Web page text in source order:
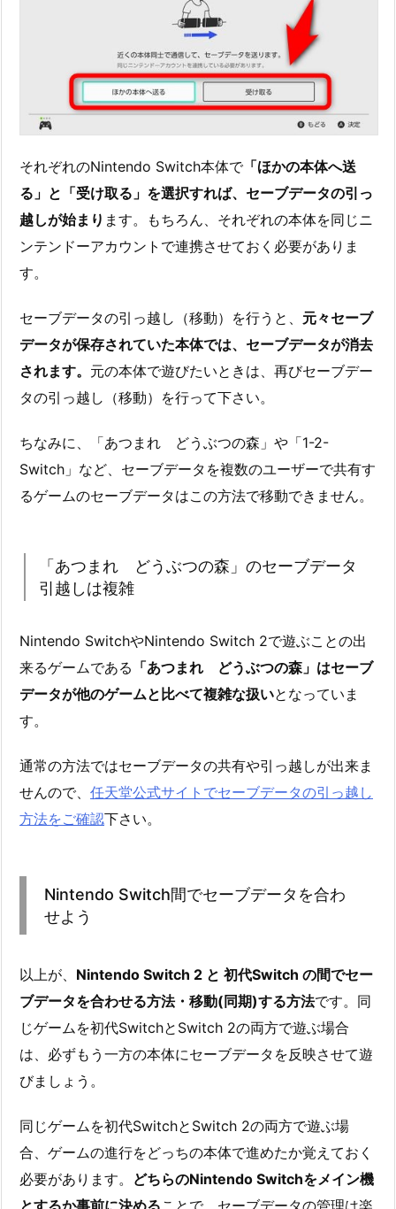
それぞれのNintendo Switch本体で「ほかの本体へ送
る」と「受け取る」を選択すれば、セーブデータの引っ
越しが始まり ます。もちろん、それぞれの本体を同じニ
ンテンドーアカウントで連携させておく必要がありま
す。
セーブデータの引っ越し（移動）を行うと、 元々セーブ
データが保存されていた本体では、セーブデータが消去
されます。 元の本体で遊びたいときは、再びセーブデー
タの引っ越し（移動）を行って下さい。
ちなみに、「あつまれ どうぶつの森」や「1-2-
Switch」など、セーブデータを複数のユーザーで共有す
るゲームのセーブデータはこの方法で移動できません。
「あつまれ どうぶつの森」のセーブデータ
引越しは複雑
Nintendo SwitchやNintendo Switch 2で遊ぶことの出
来るゲームである 「あつまれ どうぶつの森」はセーブ
データが他のゲームと比べて複雑な扱いとなっていま
す。
通常の方法ではセーブデータの共有や引っ越しが出来ま
せんので、 任天堂公式サイトでセーブデータの引っ越し
方法をご確認下さい。
Nintendo Switch間でセーブデータを合わ
せよう
以上が、 Nintendo Switch 2 と 初代Switch の間でセー
ブデータを合わせる方法・移動(同期)する方法です。同
じゲームを初代SwitchとSwitch 2の両方で遊ぶ場合
は、必ずもう一方の本体にセーブデータを反映させて遊
びましょう。
同じゲームを初代SwitchとSwitch 2の両方で遊ぶ場
合、ゲームの進行をどっちの本体で進めたか覚えておく
必要があります。 どちらのNintendo Switchをメイン機
とするか事前に決めることで、セーブデータの管理は楽